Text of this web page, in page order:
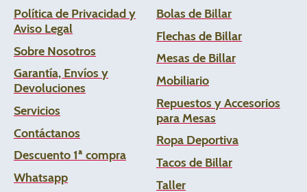
Política de Privacidad y
Aviso Legal
Sobre Nosotros
Garantía, Envíos y
Devoluciones
Servicios
Contáctanos
Descuento 1ª compra
Whatsapp
Bolas de Billar
Flechas de Billar
Mesas de Billar
Mobiliario
Repuestos y Accesorios
para Mesas
Ropa Deportiva
Tacos de Billar
Taller